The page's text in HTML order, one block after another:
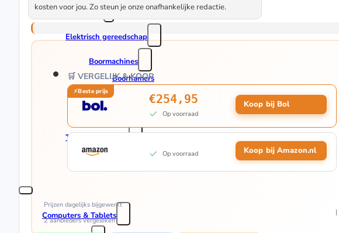
Tuin & Klussen
Elektrisch gereedschap
Boormachines
Boorhamers
Zagen
Reciprozagen
Terrasverwarmers
Elektrische Terrasverwarmers
Computers & Tablets
kosten voor jou. Zo steun je onze onafhankelijke redactie.
🛒 VERGELIJK & KOOP
€254,95
Op voorraad
Koop bij Bol
Op voorraad Koop bij Amazon.nl
Prijzen dagelijks bijgewerkt
2 aanbiedersvergeleken